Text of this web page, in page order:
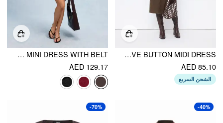
ROUND NECKLINE LONG SLEEVE BUTTON MIDI DRESS
AED 85.10
الشحن السريع
KNIT STAND COLLAR STRAIGHT MINI DRESS WITH BELT
AED 129.17
-40%
-70%